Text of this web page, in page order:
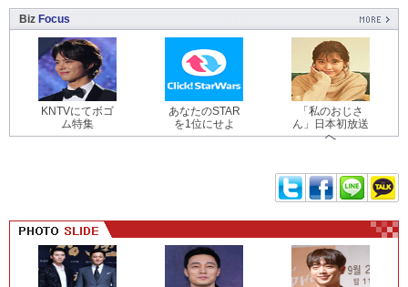
Biz Focus
KNTVにてボゴ
ム特集
あなたのSTAR
を1位にせよ
「私のおじさ
ん」日本初放送
へ